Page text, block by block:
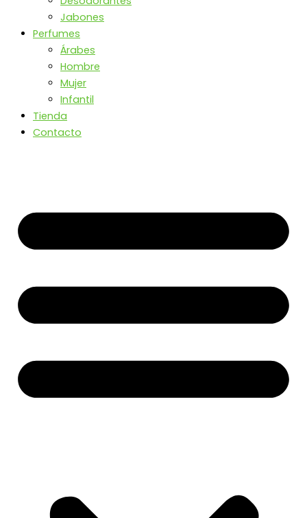
Jabones
Perfumes
Árabes
Hombre
Mujer
Infantil
Tienda
Contacto